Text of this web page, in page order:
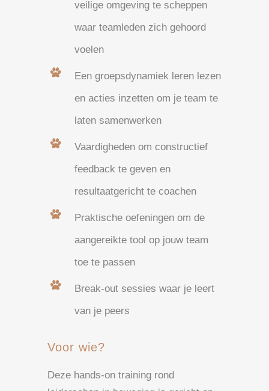
veilige omgeving te scheppen
waar teamleden zich gehoord
voelen
Een groepsdynamiek leren lezen
en acties inzetten om je team te
laten samenwerken
Vaardigheden om constructief
feedback te geven en
resultaatgericht te coachen
Praktische oefeningen om de
aangereikte tool op jouw team
toe te passen
Break-out sessies waar je leert
van je peers
Voor wie?
Deze hands-on training rond